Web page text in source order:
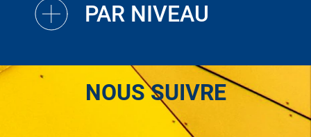
PAR NIVEAU
NOUS SUIVRE